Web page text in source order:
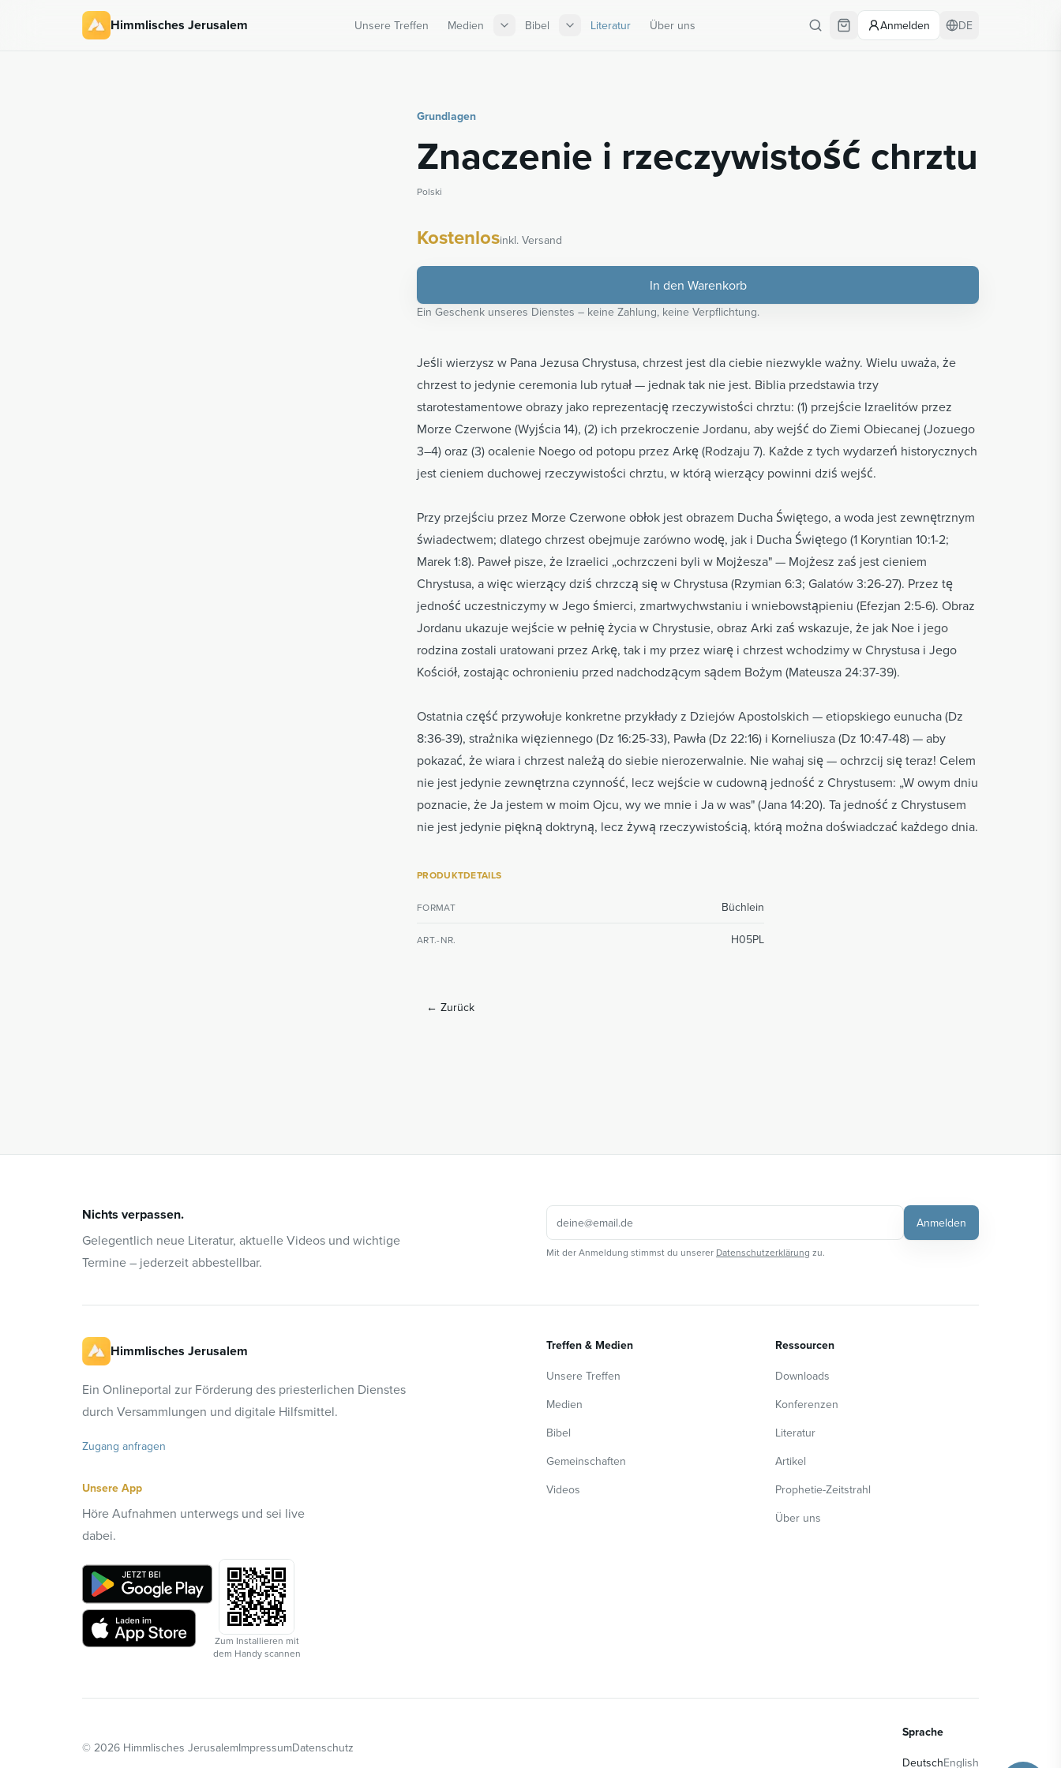
Himmlisches Jerusalem Unsere Treffen Medien Bibel Literatur Über uns Anmelden DE
Grundlagen
Znaczenie i rzeczywistość chrztu
Polski
Kostenlosinkl. Versand
In den Warenkorb
Ein Geschenk unseres Dienstes – keine Zahlung, keine Verpflichtung.
Jeśli wierzysz w Pana Jezusa Chrystusa, chrzest jest dla ciebie niezwykle ważny. Wielu uważa, że
chrzest to jedynie ceremonia lub rytuał — jednak tak nie jest. Biblia przedstawia trzy
starotestamentowe obrazy jako reprezentację rzeczywistości chrztu: (1) przejście Izraelitów przez
Morze Czerwone (Wyjścia 14), (2) ich przekroczenie Jordanu, aby wejść do Ziemi Obiecanej (Jozuego
3–4) oraz (3) ocalenie Noego od potopu przez Arkę (Rodzaju 7). Każde z tych wydarzeń historycznych
jest cieniem duchowej rzeczywistości chrztu, w którą wierzący powinni dziś wejść.
Przy przejściu przez Morze Czerwone obłok jest obrazem Ducha Świętego, a woda jest zewnętrznym
świadectwem; dlatego chrzest obejmuje zarówno wodę, jak i Ducha Świętego (1 Koryntian 10:1-2;
Marek 1:8). Paweł pisze, że Izraelici „ochrzczeni byli w Mojżesza" — Mojżesz zaś jest cieniem
Chrystusa, a więc wierzący dziś chrzczą się w Chrystusa (Rzymian 6:3; Galatów 3:26-27). Przez tę
jedność uczestniczymy w Jego śmierci, zmartwychwstaniu i wniebowstąpieniu (Efezjan 2:5-6). Obraz
Jordanu ukazuje wejście w pełnię życia w Chrystusie, obraz Arki zaś wskazuje, że jak Noe i jego
rodzina zostali uratowani przez Arkę, tak i my przez wiarę i chrzest wchodzimy w Chrystusa i Jego
Kościół, zostając ochronieniu przed nadchodzącym sądem Bożym (Mateusza 24:37-39).
Ostatnia część przywołuje konkretne przykłady z Dziejów Apostolskich — etiopskiego eunucha (Dz
8:36-39), strażnika więziennego (Dz 16:25-33), Pawła (Dz 22:16) i Korneliusza (Dz 10:47-48) — aby
pokazać, że wiara i chrzest należą do siebie nierozerwalnie. Nie wahaj się — ochrzcij się teraz! Celem
nie jest jedynie zewnętrzna czynność, lecz wejście w cudowną jedność z Chrystusem: „W owym dniu
poznacie, że Ja jestem w moim Ojcu, wy we mnie i Ja w was" (Jana 14:20). Ta jedność z Chrystusem
nie jest jedynie piękną doktryną, lecz żywą rzeczywistością, którą można doświadczać każdego dnia.
PRODUKTDETAILS
FORMAT Büchlein
ART.-NR. H05PL
← Zurück
Nichts verpassen.
Gelegentlich neue Literatur, aktuelle Videos und wichtige
Termine – jederzeit abbestellbar.
Anmelden
Mit der Anmeldung stimmst du unserer Datenschutzerklärung zu.
Himmlisches Jerusalem
Ein Onlineportal zur Förderung des priesterlichen Dienstes
durch Versammlungen und digitale Hilfsmittel.
Zugang anfragen
Unsere App
Höre Aufnahmen unterwegs und sei live
dabei.
Zum Installieren mit
dem Handy scannen
Treffen & Medien
Unsere Treffen
Medien
Bibel
Gemeinschaften
Videos
Ressourcen
Downloads
Konferenzen
Literatur
Artikel
Prophetie-Zeitstrahl
Über uns
© 2026 Himmlisches JerusalemImpressumDatenschutz
Sprache
DeutschEnglish